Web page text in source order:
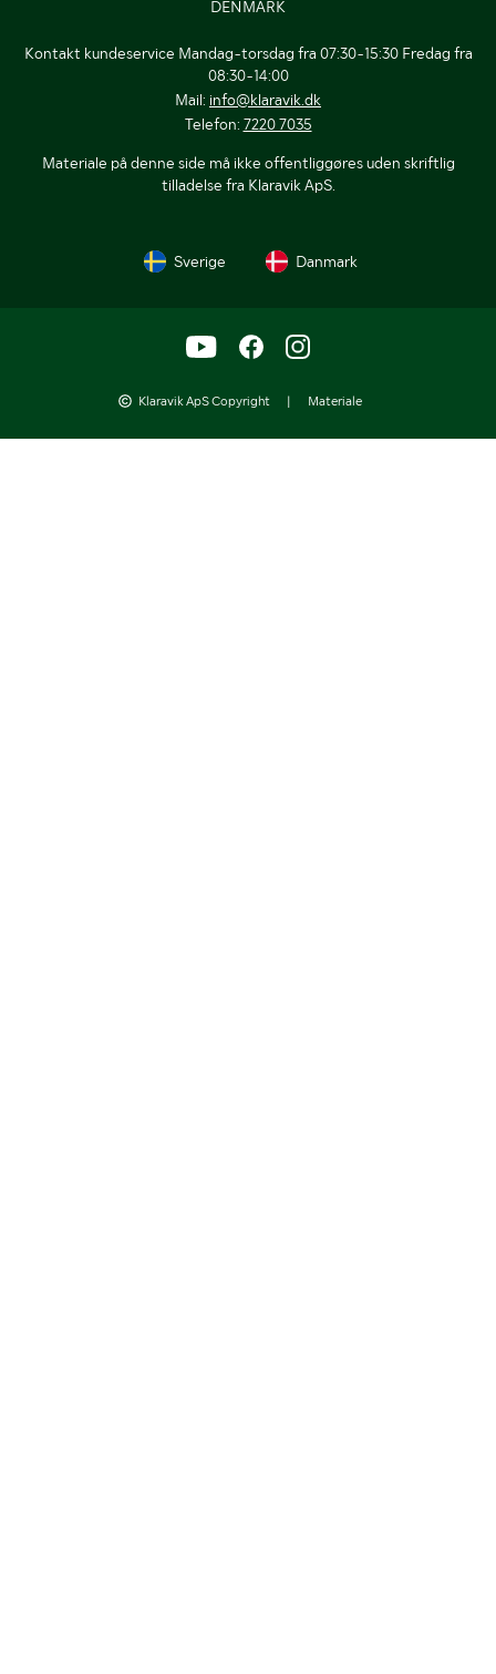
DENMARK
Kontakt kundeservice Mandag-torsdag fra 07:30-15:30 Fredag fra
08:30-14:00
Mail: info@klaravik.dk
Telefon: 7220 7035
Materiale på denne side må ikke offentliggøres uden skriftlig
tilladelse fra Klaravik ApS.
Sverige Danmark
Klaravik ApS Copyright | Materiale